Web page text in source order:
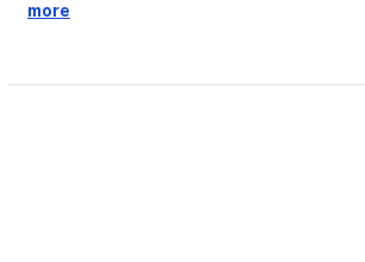
어다니는 듯한 이상감각을 느끼고, 낮에 과도하
more